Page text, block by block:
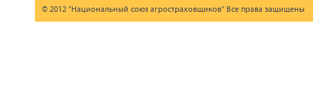
© 2012 "Национальный союз агростраховщиков" Все права защищены